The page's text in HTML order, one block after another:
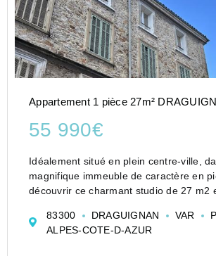
Appartement 1 pièce 27m²
55 990€
Idéalement situé en plein centre-ville,
magnifique immeuble de caractère en
découvrir ce charmant studio de 27 m2
Offrant un cadre de vie agréable, ce
de l'ancien au confort d�...
83300 DRAGUIGNAN VAR
ALPES-COTE-D-AZUR